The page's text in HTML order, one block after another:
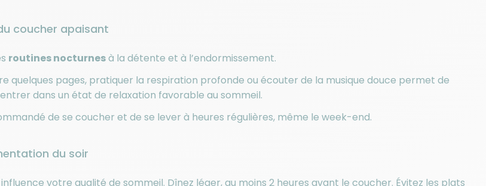
coucher apaisant
routines nocturnesà la détente et à l’endormissement.
quelques pages, pratiquer la respiration profonde ou écouter de la musique douce permet de
dans un état de relaxation favorable au sommeil.
de se coucher et de se lever à heures régulières, même le week-end.
du soir
votre qualité de sommeil. Dînez léger, au moins 2 heures avant le coucher. Évitez les plats